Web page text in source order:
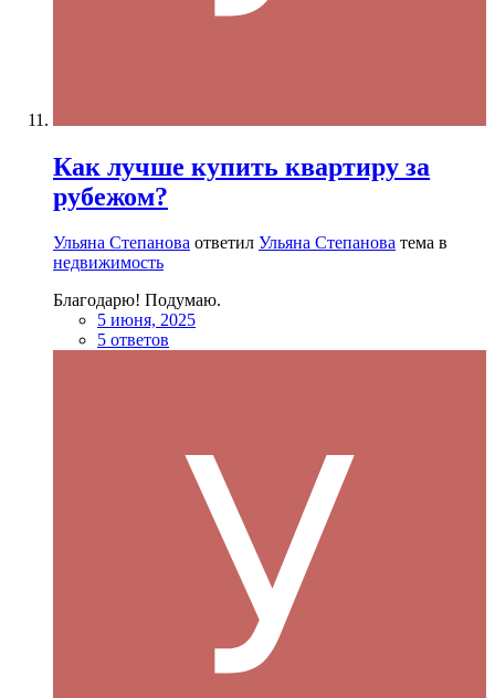
Как лучше купить квартиру за
рубежом?
Ульяна Степанова ответил Ульяна Степанова тема в
недвижимость
Благодарю! Подумаю.
5 июня, 2025
5 ответов